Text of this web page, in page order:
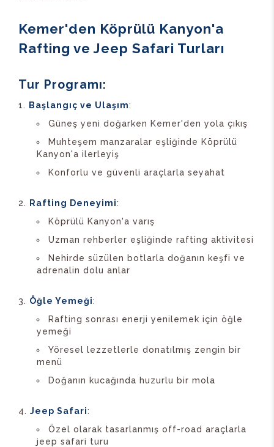
Kemer'den Köprülü Kanyon'a
Rafting ve Jeep Safari Turları
Tur Programı:
Başlangıç ve Ulaşım:
Güneş yeni doğarken Kemer'den yola çıkış
Muhteşem manzaralar eşliğinde Köprülü
Kanyon'a ilerleyiş
Konforlu ve güvenli araçlarla seyahat
Rafting Deneyimi:
Köprülü Kanyon'a varış
Uzman rehberler eşliğinde rafting aktivitesi
Nehirde süzülen botlarla doğanın keşfi ve
adrenalin dolu anlar
Öğle Yemeği:
Rafting sonrası enerji yenilemek için öğle
yemeği
Yöresel lezzetlerle donatılmış zengin bir
menü
Doğanın kucağında huzurlu bir mola
Jeep Safari:
Özel olarak tasarlanmış off-road araçlarla
jeep safari turu